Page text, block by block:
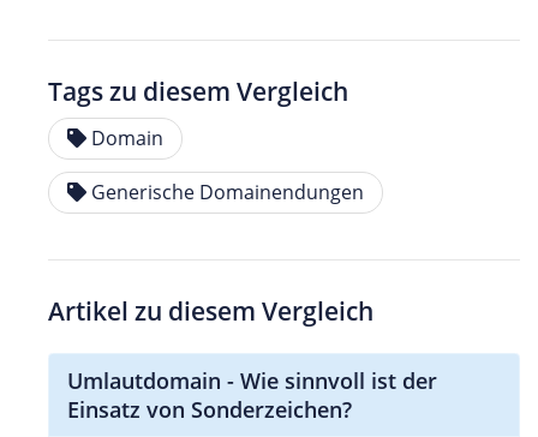
Tags zu diesem Vergleich
Domain
Generische Domainendungen
Artikel zu diesem Vergleich
Umlautdomain - Wie sinnvoll ist der
Einsatz von Sonderzeichen?